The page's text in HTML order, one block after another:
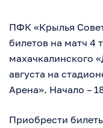
ПФК «Крылья
билетов на матч 4
махачкалинского
августа на
Арена». Начало –
Приобрести